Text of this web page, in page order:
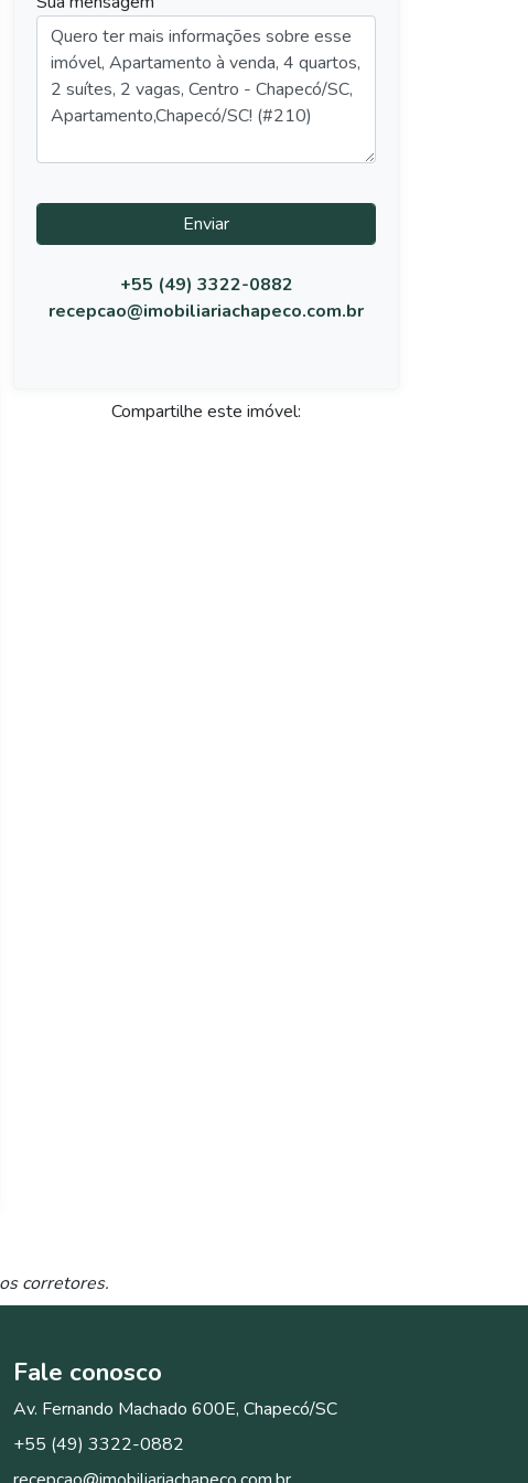
Enviar
+55 (49) 3322-0882
recepcao@imobiliariachapeco.com.br
Compartilhe este imóvel:
corretores.
Fale conosco
Av. Fernando Machado 600E, Chapecó/SC
+55 (49) 3322-0882